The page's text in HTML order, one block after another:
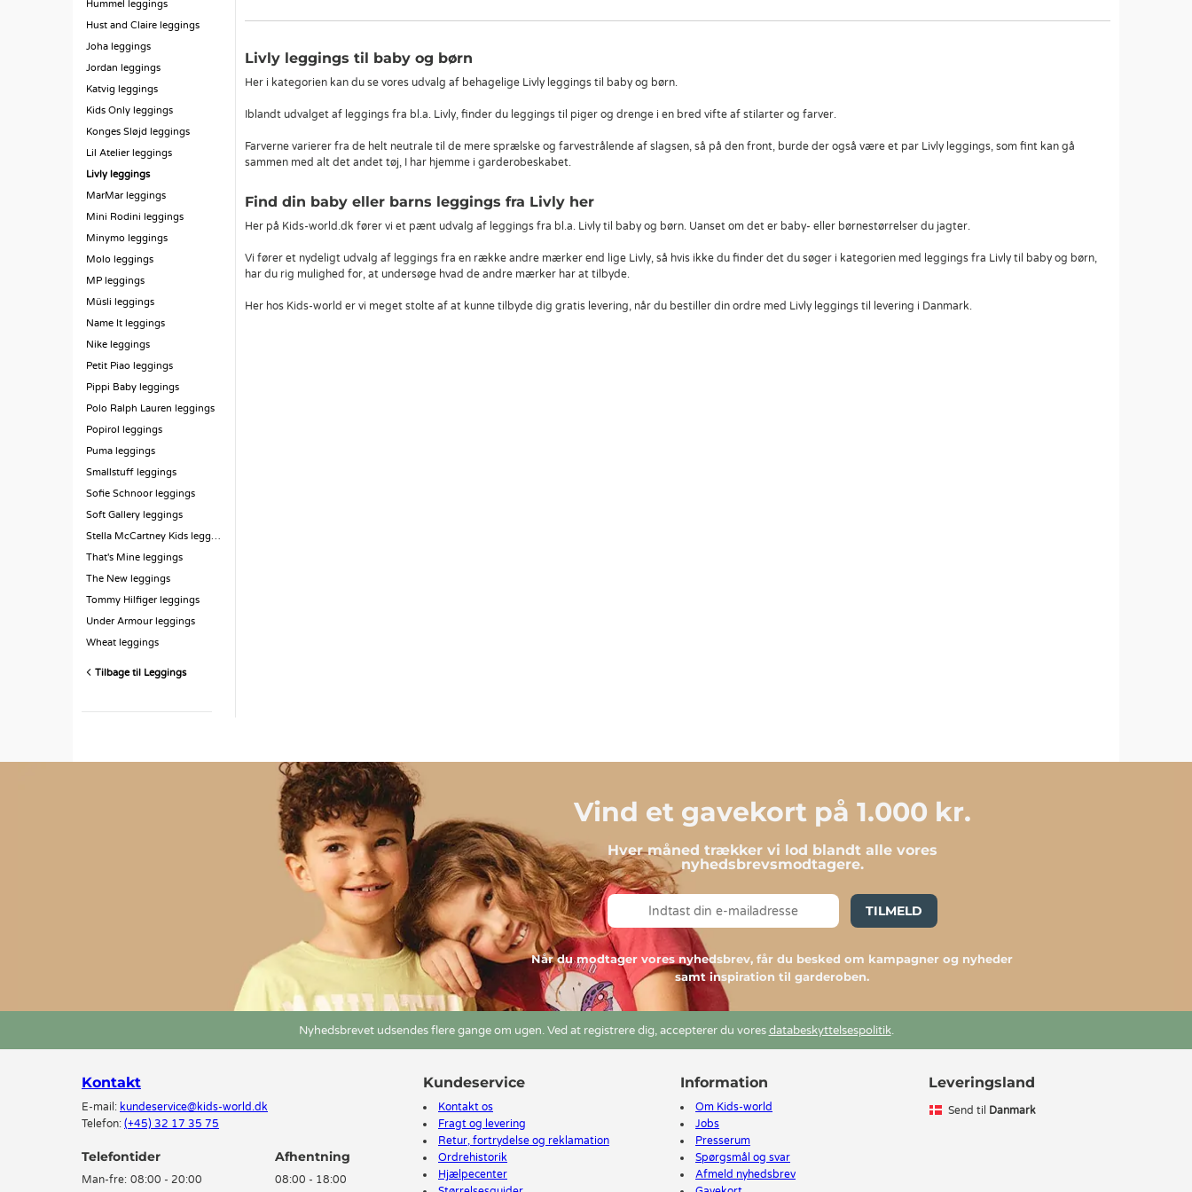
Hummel leggings
Hust and Claire leggings
Joha leggings
Jordan leggings
Katvig leggings
Kids Only leggings
Konges Sløjd leggings
Lil Atelier leggings
Livly leggings
MarMar leggings
Mini Rodini leggings
Minymo leggings
Molo leggings
MP leggings
Müsli leggings
Name It leggings
Nike leggings
Petit Piao leggings
Pippi Baby leggings
Polo Ralph Lauren leggings
Popirol leggings
Puma leggings
Smallstuff leggings
Sofie Schnoor leggings
Soft Gallery leggings
Stella McCartney Kids leggings
That's Mine leggings
The New leggings
Tommy Hilfiger leggings
Under Armour leggings
Wheat leggings
Tilbage til Leggings
Livly leggings til baby og børn
Her i kategorien kan du se vores udvalg af behagelige Livly leggings til baby og børn.
Iblandt udvalget af leggings fra bl.a. Livly, finder du leggings til piger og drenge i en bred vifte af stilarter og farver.
Farverne varierer fra de helt neutrale til de mere sprælske og farvestrålende af slagsen, så på den front, burde der også være et par Livly leggings, som fint kan gå
sammen med alt det andet tøj, I har hjemme i garderobeskabet.
Find din baby eller barns leggings fra Livly her
Her på Kids-world.dk fører vi et pænt udvalg af leggings fra bl.a. Livly til baby og børn. Uanset om det er baby- eller børnestørrelser du jagter.
Vi fører et nydeligt udvalg af leggings fra en række andre mærker end lige Livly, så hvis ikke du finder det du søger i kategorien med leggings fra Livly til baby og børn,
har du rig mulighed for, at undersøge hvad de andre mærker har at tilbyde.
Her hos Kids-world er vi meget stolte af at kunne tilbyde dig gratis levering, når du bestiller din ordre med Livly leggings til levering i Danmark.
Vind et gavekort på 1.000 kr.
Hver måned trækker vi lod blandt alle vores
nyhedsbrevsmodtagere.
TILMELD
Når du modtager vores nyhedsbrev, får du besked om kampagner og nyheder
samt inspiration til garderoben.
Nyhedsbrevet udsendes flere gange om ugen. Ved at registrere dig, accepterer du voresdatabeskyttelsespolitik.
Kontakt
E-mail: kundeservice@kids-world.dk
Telefon: (+45) 32 17 35 75
Telefontider
Man-fre: 08:00 - 20:00
08:00 - 18:00
Kundeservice
Kontakt os
Fragt og levering
Retur, fortrydelse og reklamation
Ordrehistorik
Hjælpecenter
Information
Om Kids-world
Jobs
Presserum
Spørgsmål og svar
Afmeld nyhedsbrev
Leveringsland
Send til Danmark